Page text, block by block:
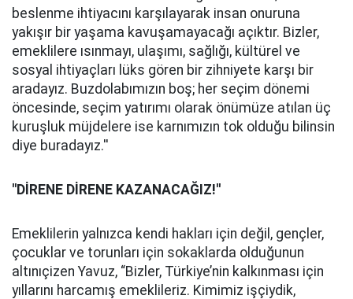
beslenme ihtiyacını karşılayarak insan onuruna
yakışır bir yaşama kavuşamayacağı açıktır. Bizler,
emeklilere ısınmayı, ulaşımı, sağlığı, kültürel ve
sosyal ihtiyaçları lüks gören bir zihniyete karşı bir
aradayız. Buzdolabımızın boş; her seçim dönemi
öncesinde, seçim yatırımı olarak önümüze atılan üç
kuruşluk müjdelere ise karnımızın tok olduğu bilinsin
diye buradayız.''
''DİRENE DİRENE KAZANACAĞIZ!''
Emeklilerin yalnızca kendi hakları için değil, gençler,
çocuklar ve torunları için sokaklarda olduğunun
altınıçizen Yavuz, “Bizler, Türkiye’nin kalkınması için
yıllarını harcamış emeklileriz. Kimimiz işçiydik,